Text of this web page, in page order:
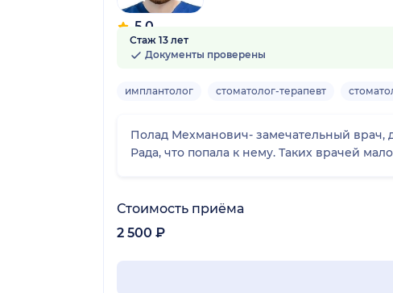
5.0
6 отзывов
Стаж 13 лет
Документы проверены
имплантолог стоматолог-терапевт
Полад Мехманович- замечательный
Рада, что попала к нему. Таких врачей
Стоимость приёма
2 500 ₽